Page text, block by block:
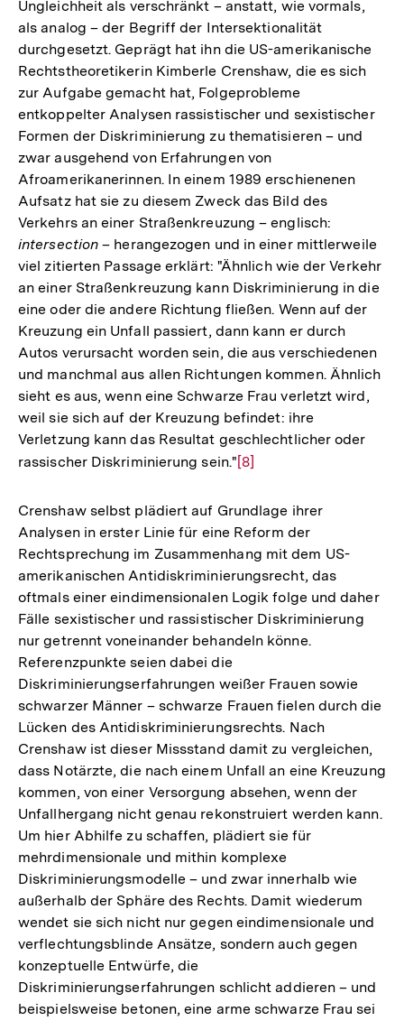
Ungleichheit als verschränkt – anstatt, wie vormals,
als analog – der Begriff der Intersektionalität
durchgesetzt. Geprägt hat ihn die US-amerikanische
Rechtstheoretikerin Kimberle Crenshaw, die es sich
zur Aufgabe gemacht hat, Folgeprobleme
entkoppelter Analysen rassistischer und sexistischer
Formen der Diskriminierung zu thematisieren – und
zwar ausgehend von Erfahrungen von
Afroamerikanerinnen. In einem 1989 erschienenen
Aufsatz hat sie zu diesem Zweck das Bild des
Verkehrs an einer Straßenkreuzung – englisch:
intersection – herangezogen und in einer mittlerweile
viel zitierten Passage erklärt: "Ähnlich wie der Verkehr
an einer Straßenkreuzung kann Diskriminierung in die
eine oder die andere Richtung fließen. Wenn auf der
Kreuzung ein Unfall passiert, dann kann er durch
Autos verursacht worden sein, die aus verschiedenen
und manchmal aus allen Richtungen kommen. Ähnlich
sieht es aus, wenn eine Schwarze Frau verletzt wird,
weil sie sich auf der Kreuzung befindet: ihre
Verletzung kann das Resultat geschlechtlicher oder
rassischer Diskriminierung sein."Zur
der
Fußnote
[8]
Crenshaw selbst plädiert auf Grundlage ihrer
Analysen in erster Linie für eine Reform der
Rechtsprechung im Zusammenhang mit dem US-
amerikanischen Antidiskriminierungsrecht, das
oftmals einer eindimensionalen Logik folge und daher
Fälle sexistischer und rassistischer Diskriminierung
nur getrennt voneinander behandeln könne.
Referenzpunkte seien dabei die
Diskriminierungserfahrungen weißer Frauen sowie
schwarzer Männer – schwarze Frauen fielen durch die
Lücken des Antidiskriminierungsrechts. Nach
Crenshaw ist dieser Missstand damit zu vergleichen,
dass Notärzte, die nach einem Unfall an eine Kreuzung
kommen, von einer Versorgung absehen, wenn der
Unfallhergang nicht genau rekonstruiert werden kann.
Um hier Abhilfe zu schaffen, plädiert sie für
mehrdimensionale und mithin komplexe
Diskriminierungsmodelle – und zwar innerhalb wie
außerhalb der Sphäre des Rechts. Damit wiederum
wendet sie sich nicht nur gegen eindimensionale und
verflechtungsblinde Ansätze, sondern auch gegen
konzeptuelle Entwürfe, die
Diskriminierungserfahrungen schlicht addieren – und
beispielsweise betonen, eine arme schwarze Frau sei